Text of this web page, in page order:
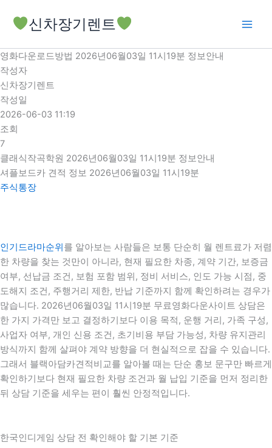
로
건
너
뛰
기
신차장기렌트
영화다운로드방법 2026년06월03일 11시19분 정보안내
작성자
신차장기렌트
작성일
2026-06-03 11:19
조회
7
클래식작곡학원 2026년06월03일 11시19분 정보안내
셔플보드카 견적 정보 2026년06월03일 11시19분
주식통장
인기드라마순위를 알아보는 사람들은 보통 단순히 월 렌트료가 저렴
한 차량을 찾는 것만이 아니라, 현재 필요한 차종, 계약 기간, 보증금
여부, 선납금 조건, 보험 포함 범위, 정비 서비스, 인도 가능 시점, 중
도해지 조건, 주행거리 제한, 반납 기준까지 함께 확인하려는 경우가
많습니다. 2026년06월03일 11시19분 무료영화다운사이트 상담은
한 가지 가격만 보고 결정하기보다 이용 목적, 운행 거리, 가족 구성,
사업자 여부, 개인 신용 조건, 초기비용 부담 가능성, 차량 유지관리
방식까지 함께 살펴야 계약 방향을 더 현실적으로 잡을 수 있습니다.
그래서 블랙아담카견적비교를 알아볼 때는 단순 홍보 문구만 빠르게
확인하기보다 현재 필요한 차량 조건과 월 납입 기준을 먼저 정리한
뒤 상담 기준을 세우는 편이 훨씬 안정적입니다.
한국인디게임 상담 전 확인해야 할 기본 기준